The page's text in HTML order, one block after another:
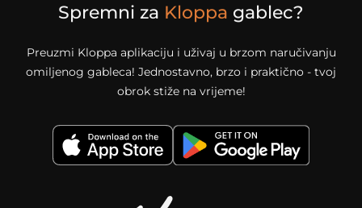
Spremni za Kloppa gablec?
Preuzmi Kloppa aplikaciju i uživaj u brzom naručivanju
omiljenog gableca! Jednostavno, brzo i praktično - tvoj
obrok stiže na vrijeme!